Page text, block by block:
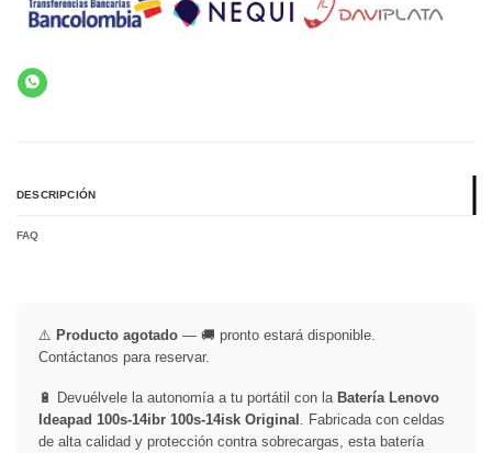
DESCRIPCIÓN
FAQ
⚠️ Producto agotado — 🚚 pronto estará disponible.
Contáctanos para reservar.
🔋 Devuélvele la autonomía a tu portátil con la Batería Lenovo
Ideapad 100s-14ibr 100s-14isk Original . Fabricada con celdas
de alta calidad y protección contra sobrecargas, esta batería